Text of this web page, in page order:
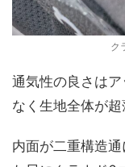
ク
通気性の良さは
なく生地全体が超
内面が二重構造